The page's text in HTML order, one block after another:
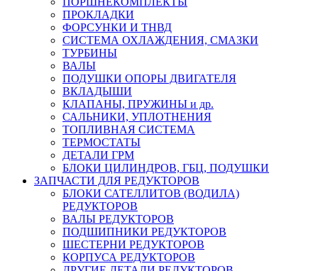
ПРОКЛАДКИ
ФОРСУНКИ И ТНВД
СИСТЕМА ОХЛАЖДЕНИЯ, СМАЗКИ
ТУРБИНЫ
ВАЛЫ
ПОДУШКИ ОПОРЫ ДВИГАТЕЛЯ
ВКЛАДЫШИ
КЛАПАНЫ, ПРУЖИНЫ и др.
САЛЬНИКИ, УПЛОТНЕНИЯ
ТОПЛИВНАЯ СИСТЕМА
ТЕРМОСТАТЫ
ДЕТАЛИ ГРМ
БЛОКИ ЦИЛИНДРОВ, ГБЦ, ПОДУШКИ
ЗАПЧАСТИ ДЛЯ РЕДУКТОРОВ
БЛОКИ САТЕЛЛИТОВ (ВОДИЛА)
РЕДУКТОРОВ
ВАЛЫ РЕДУКТОРОВ
ПОДШИПНИКИ РЕДУКТОРОВ
ШЕСТЕРНИ РЕДУКТОРОВ
КОРПУСА РЕДУКТОРОВ